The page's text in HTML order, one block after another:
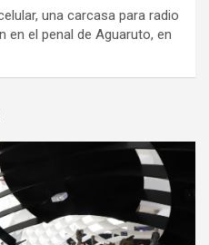
una carcasa para radio
en el penal de Aguaruto, en